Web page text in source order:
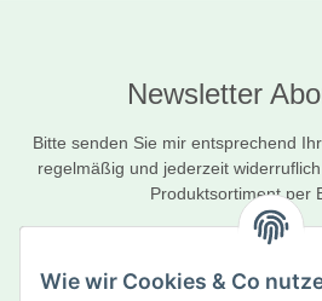
Wie wir Cookies & Co
Newsletter
Bitte senden Sie mir entsprechend
regelmäßig und jederzeit
Produktsortiment per
Newsletter Abonnieren